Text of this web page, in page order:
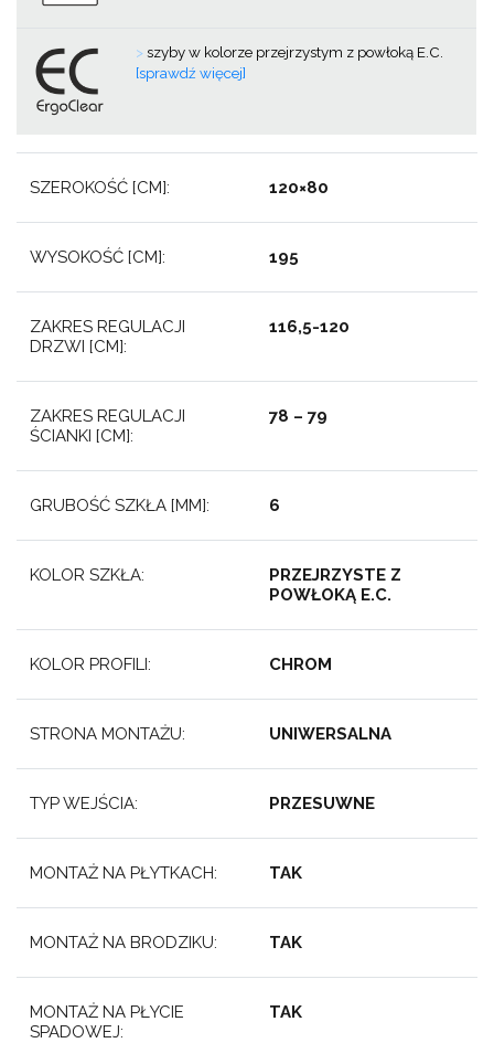
>szyby w kolorze przejrzystym z powłoką E.C.
[sprawdź więcej]
SZEROKOŚĆ [CM]: 120×80
WYSOKOŚĆ [CM]: 195
ZAKRES REGULACJI
DRZWI [CM]:
116,5-120
ZAKRES REGULACJI
ŚCIANKI [CM]:
78 – 79
GRUBOŚĆ SZKŁA [MM]: 6
KOLOR SZKŁA:
PRZEJRZYSTE Z
POWŁOKĄ E.C.
KOLOR PROFILI: CHROM
STRONA MONTAŻU: UNIWERSALNA
TYP WEJŚCIA: PRZESUWNE
MONTAŻ NA PŁYTKACH: TAK
MONTAŻ NA BRODZIKU: TAK
MONTAŻ NA PŁYCIE
SPADOWEJ:
TAK